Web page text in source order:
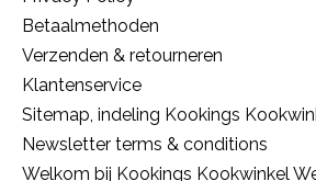
Betaalmethoden
Verzenden & retourneren
Klantenservice
Sitemap, indeling Kookings
Newsletter terms & conditions
Welkom bij Kookings Kookwinkel